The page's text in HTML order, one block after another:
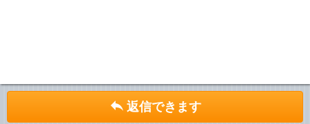
返信できます